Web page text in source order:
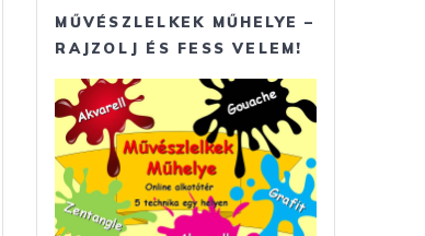
MŰVÉSZLELKEK MŰHELYE –
RAJZOLJ ÉS FESS VELEM!